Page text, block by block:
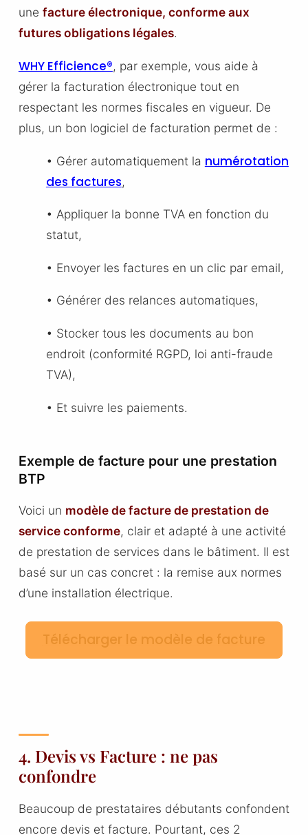
une facture électronique, conforme aux
futures obligations légales.
WHY Efficience®, par exemple, vous aide à
gérer la facturation électronique tout en
respectant les normes fiscales en vigueur. De
plus, un bon logiciel de facturation permet de :
• Gérer automatiquement la numérotation
des factures,
• Appliquer la bonne TVA en fonction du
statut,
• Envoyer les factures en un clic par email,
• Générer des relances automatiques,
• Stocker tous les documents au bon
endroit (conformité RGPD, loi anti-fraude
TVA),
• Et suivre les paiements.
Exemple de facture pour une prestation
BTP
Voici un modèle de facture de prestation de
service conforme, clair et adapté à une activité
de prestation de services dans le bâtiment. Il est
basé sur un cas concret : la remise aux normes
d’une installation électrique.
Télécharger le modèle de facture
4. Devis vs Facture : ne pas
confondre
Beaucoup de prestataires débutants confondent
encore devis et facture. Pourtant, ces 2